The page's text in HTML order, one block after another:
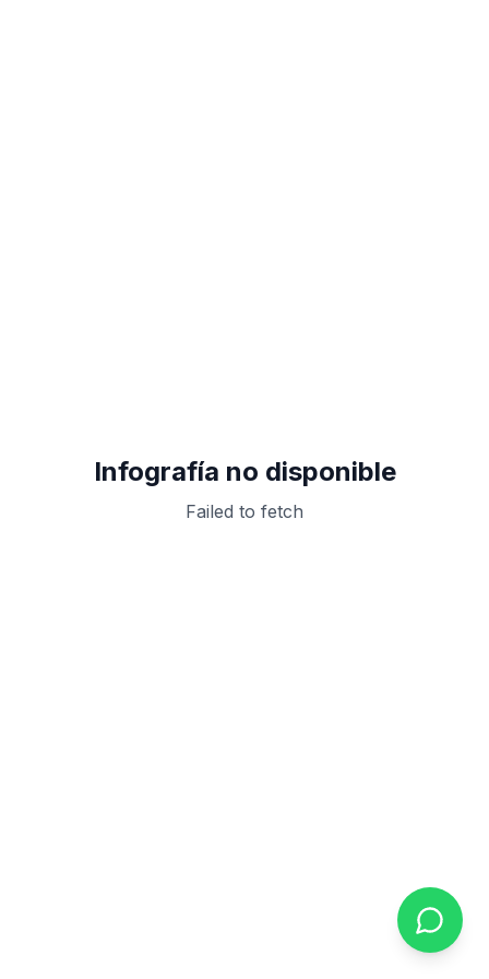
Infografía no disponible
Failed to fetch